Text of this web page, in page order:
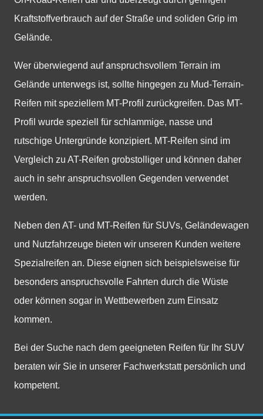
Kraftstoffverbrauch auf der Straße und soliden Grip im
Gelände.
Wer überwiegend auf anspruchsvollem Terrain im
Gelände unterwegs ist, sollte hingegen zu Mud-Terrain-
Reifen mit speziellem MT-Profil zurückgreifen. Das MT-
Profil wurde speziell für schlammige, nasse und
rutschige Untergründe konzipiert. MT-Reifen sind im
Vergleich zu AT-Reifen grobstolliger und können daher
auch in sehr anspruchsvollen Gegenden verwendet
werden.
Neben den AT- und MT-Reifen für SUVs, Geländewagen
und Nutzfahrzeuge bieten wir unseren Kunden weitere
Spezialreifen an. Diese eignen sich beispielsweise für
besonders anspruchsvolle Fahrten durch die Wüste
oder können sogar in Wettbewerben zum Einsatz
kommen.
Bei der Suche nach dem geeigneten Reifen für Ihr SUV
beraten wir Sie in unserer Fachwerkstatt persönlich und
kompetent.